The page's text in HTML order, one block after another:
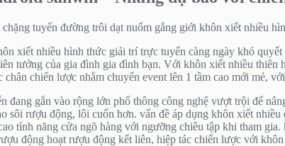
xiết nhiều hình thức giải trí trực tuyến càng ngày khó
tưởng của gia đình gia đình bạn. Với khôn xiết nhiều
chân chiến lược nhằm chuyển event lên 1 tầm cao mới mẻ,
đang gắn vào rộng lớn phổ thông công nghệ vượt trội để
sôi rượu động, lôi cuốn hơn. vấn đề áp dụng khôn xiết
tính năng cửa ngõ hàng với ngưỡng chiêu tập khi tham
động hoạt rượu động kết liên, hiệp tác chiến lược với